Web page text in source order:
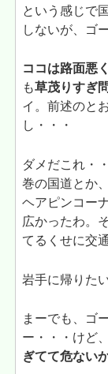
という感じで
しないが、ゴ
ココは路面悪
も草茂りすぎ
イ。前述のと
し・・・
ダメだこれ・
巻の国道とか
ヘアピンコー
広かったわ。
てるくせに交
岩手に帰りた
まーでも、ゴ
ー・・・けど
ぎてて危ない